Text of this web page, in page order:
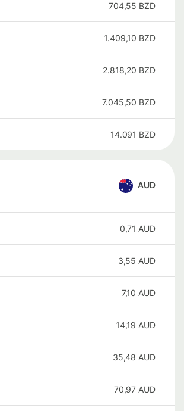
704,55 BZD
1.409,10 BZD
2.818,20 BZD
7.045,50 BZD
14.091 BZD
AUD
0,71 AUD
3,55 AUD
7,10 AUD
14,19 AUD
35,48 AUD
70,97 AUD